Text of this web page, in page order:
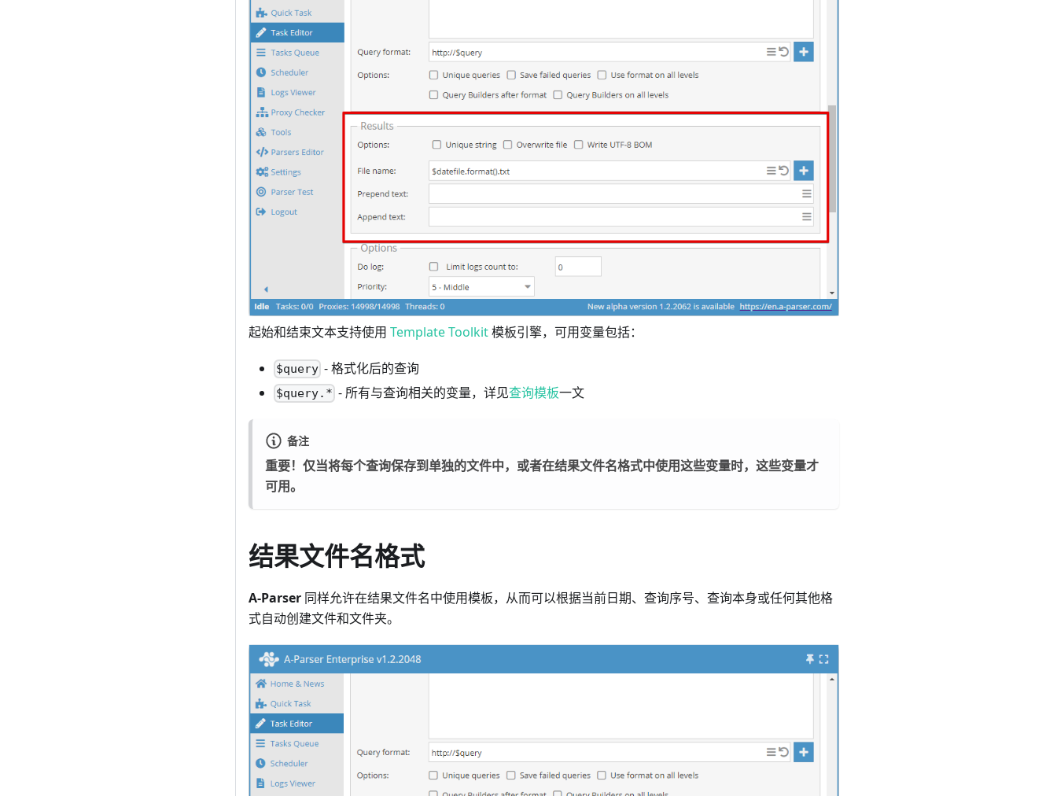
起始和结束文本支持使用 Template Toolkit模板引擎，可用变量包括：
$query - 格式化后的查询
$query.* - 所有与查询相关的变量，详见查询模板一文
备注
重要！仅当将每个查询保存到单独的文件中，或者在结果文件名格式中使用这些变量时，这些变量才
可用。
结果文件名格式
A-Parser 同样允许在结果文件名中使用模板，从而可以根据当前日期、查询序号、查询本身或任何其他格
式自动创建文件和文件夹。